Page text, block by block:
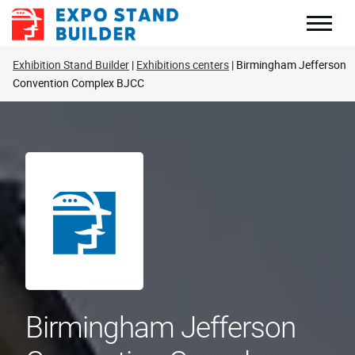
Zum
Inhalt
Exhibition Stand Builder Exhibitions centers Birmingham Jefferson
Convention Complex BJCC
Birmingham Jefferson